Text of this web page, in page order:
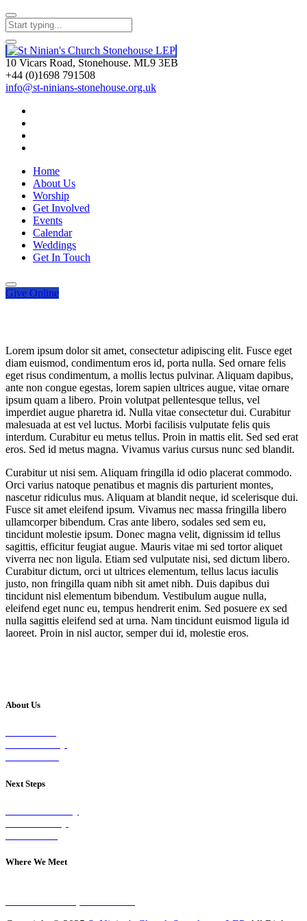
10 Vicars Road, Stonehouse. ML9 3EB
+44 (0)1698 791508
info@st-ninians-stonehouse.org.uk
Home
About Us
Worship
Get Involved
Events
Calendar
Weddings
Get In Touch
Give Online
Lorem ipsum dolor sit amet, consectetur adipiscing elit. Fusce eget
diam euismod, condimentum eros id, porta nulla. Sed ornare felis
eget risus condimentum, a mollis lectus pulvinar. Aliquam dapibus,
ante non congue egestas, lorem sapien ultrices augue, vitae ornare
ipsum quam a libero. Proin volutpat pellentesque tellus, vel
imperdiet augue pharetra id. Nulla vitae consectetur dui. Curabitur
malesuada at est vel luctus. Morbi facilisis vulputate felis quis
interdum. Curabitur eu metus tellus. Proin in mattis elit. Sed sed erat
eros. Sed id metus magna. Vivamus varius cursus nunc sed blandit.
Curabitur ut nisi sem. Aliquam fringilla id odio placerat commodo.
Orci varius natoque penatibus et magnis dis parturient montes,
nascetur ridiculus mus. Aliquam at blandit neque, id scelerisque dui.
Fusce sit amet eleifend ipsum. Vivamus nec massa fringilla libero
ullamcorper bibendum. Cras ante libero, sodales sed sem eu,
tincidunt molestie ipsum. Donec magna velit, dignissim id tellus
sagittis, efficitur feugiat augue. Mauris vitae mi sed tortor aliquet
viverra nec non ligula. Etiam sed vulputate nisi, sed dictum libero.
Curabitur dictum, orci ut ultrices elementum, tellus lacus iaculis
justo, non fringilla quam nibh sit amet nibh. Duis dapibus dui
tincidunt nisl elementum bibendum. Vestibulum augue nulla,
eleifend eget nunc eu, tempus hendrerit enim. Sed posuere ex sed
nulla sagittis eleifend sed at urna. Nam tincidunt euismod ligula id
laoreet. Proin in nisl auctor, semper dui id, molestie eros.
About Us
Next Steps
Where We Meet